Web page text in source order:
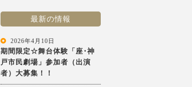
最新の情報
2026年4月10日
期間限定☆舞台体験「座･神
戸市民劇場」参加者（出演
者）大募集！！